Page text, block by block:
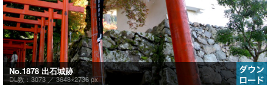
No.1878 出石城跡
DL数：3073 ／3648×2736 px